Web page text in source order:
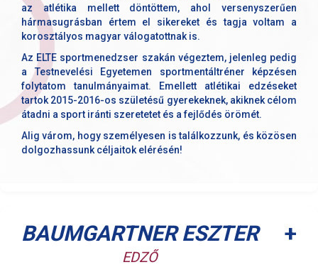
az atlétika mellett döntöttem, ahol versenyszerűen
hármasugrásban értem el sikereket és tagja voltam a
korosztályos magyar válogatottnak is.
Az ELTE sportmenedzser szakán végeztem, jelenleg pedig
a Testnevelési Egyetemen sportmentáltréner képzésen
folytatom tanulmányaimat. Emellett atlétikai edzéseket
tartok 2015-2016-os születésű gyerekeknek, akiknek célom
átadni a sport iránti szeretetet és a fejlődés örömét.
Alig várom, hogy személyesen is találkozzunk, és közösen
dolgozhassunk céljaitok elérésén!
BAUMGARTNER ESZTER
EDZŐ
+